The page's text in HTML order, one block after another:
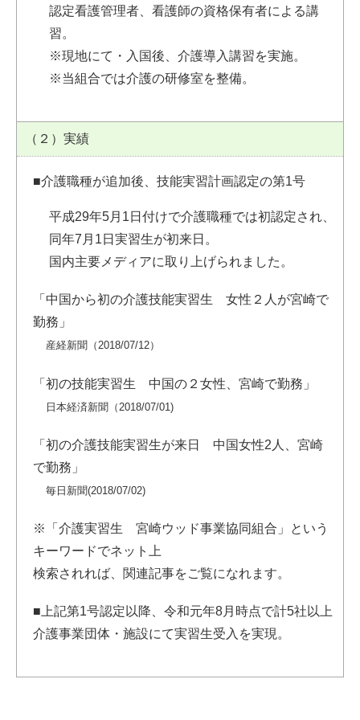
認定看護管理者、看護師の資格保有者による講
習。
※現地にて・入国後、介護導入講習を実施。
※当組合では介護の研修室を整備。
（２）実績
■介護職種が追加後、技能実習計画認定の第1号
平成29年5月1日付けで介護職種では初認定され、
同年7月1日実習生が初来日。
国内主要メディアに取り上げられました。
「中国から初の介護技能実習生 女性２人が宮崎で
勤務」
産経新聞（2018/07/12）
「初の技能実習生 中国の２女性、宮崎で勤務」
日本経済新聞（2018/07/01)
「初の介護技能実習生が来日 中国女性2人、宮崎
で勤務」
毎日新聞(2018/07/02)
※「介護実習生 宮崎ウッド事業協同組合」という
キーワードでネット上
検索されれば、関連記事をご覧になれます。
■上記第1号認定以降、令和元年8月時点で計5社以上
介護事業団体・施設にて実習生受入を実現。